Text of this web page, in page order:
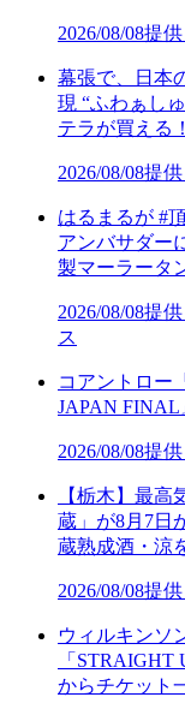
2026/08/08提
幕張で、日本
現 “ふわぁし
テラが買える！
2026/08/08提供
はるまるが #
アンバサダー
製マーラータ
2026/08/08提
ス
コアントロー
JAPAN
2026/08/08提
【栃木】最
蔵」が8月7日
蔵熟成酒・涼
2026/08/08提
ウィルキンソ
「STRAIGHT
からチケット